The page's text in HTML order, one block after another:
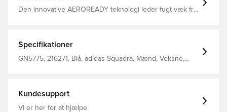
Den innovative AEROREADY teknologi leder fugt væk fra
genanvendt indhold Elastisk ribkant i livet, som kan
strammes til for bedst muligt fit Regular fit Fremstillet i
100% genanvendt polyester.
Specifikationer
GN5775, 216271, Blå, adidas Squadra, Mænd, Voksne,
Kundesupport
Vi er her for at hjælpe